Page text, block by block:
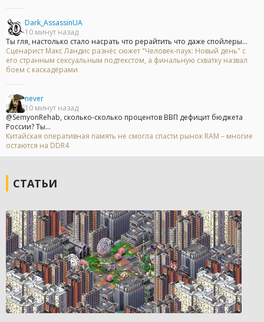
Dark_AssassinUA
10 минут назад
Ты гля, настолько стало насрать что рерайтить что даже спойлеры...
Сценарист Макс Ландис разнёс сюжет "Человек-паук: Новый день" с
его странным сексуальным подтекстом, а финальную схватку назвал
боем с каскадёрами
never
10 минут назад
@SemyonRehab, сколько-сколько процентов ВВП дефицит бюджета
России? Ты...
Китайская оперативная память не смогла спасти рынок RAM – многие
остаются на DDR4
СТАТЬИ